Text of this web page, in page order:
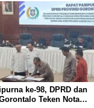
ke-98, DPRD dan
Teken Nota